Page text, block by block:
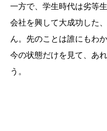
一方で、学生時代は劣等
会社を興して大成功した
ん。先のことは誰にもわ
今の状態だけを見て、あ
う。